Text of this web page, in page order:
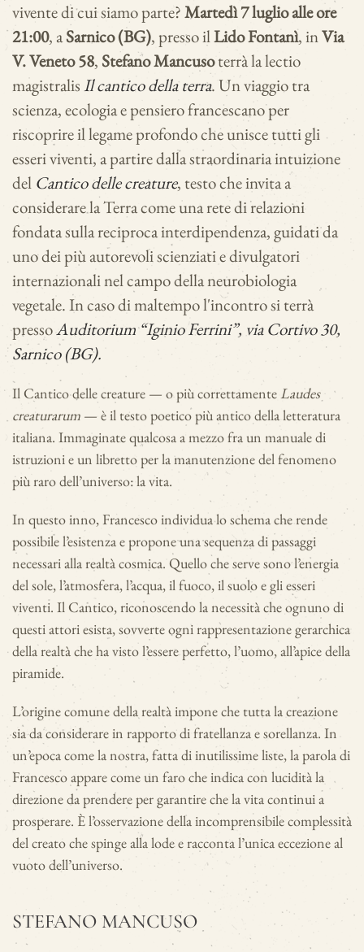
vivente di cui siamo parte?Martedì 7 luglio alle ore
21:00, aSarnico (BG), presso ilLido Fontanì, inVia
V. Veneto 58, Stefano Mancusoterrà la lectio
magistralisIl cantico della terra. Un viaggio tra
scienza, ecologia e pensiero francescano per
riscoprire il legame profondo che unisce tutti gli
esseri viventi, a partire dalla straordinaria intuizione
del Cantico delle creature, testo che invita a
considerare la Terra come una rete di relazioni
fondata sulla reciproca interdipendenza, guidati da
uno dei più autorevoli scienziati e divulgatori
internazionali nel campo della neurobiologia
vegetale. In caso di maltempo l'incontro si terrà
pressoAuditorium “Iginio Ferrini”, via Cortivo 30,
Sarnico (BG).
Il Cantico delle creature — o più correttamenteLaudes
creaturarum — è il testo poetico più antico della letteratura
italiana. Immaginate qualcosa a mezzo fra un manuale di
istruzioni e un libretto per la manutenzione del fenomeno
più raro dell’universo: la vita.
In questo inno, Francesco individua lo schema che rende
possibile l’esistenza e propone una sequenza di passaggi
necessari alla realtà cosmica. Quello che serve sono l’energia
del sole, l’atmosfera, l’acqua, il fuoco, il suolo e gli esseri
viventi. Il Cantico, riconoscendo la necessità che ognuno di
questi attori esista, sovverte ogni rappresentazione gerarchica
della realtà che ha visto l’essere perfetto, l’uomo, all’apice della
piramide.
L’origine comune della realtà impone che tutta la creazione
sia da considerare in rapporto di fratellanza e sorellanza. In
un’epoca come la nostra, fatta di inutilissime liste, la parola di
Francesco appare come un faro che indica con lucidità la
direzione da prendere per garantire che la vita continui a
prosperare. È l’osservazione della incomprensibile complessità
del creato che spinge alla lode e racconta l’unica eccezione al
vuoto dell’universo.
STEFANO MANCUSO